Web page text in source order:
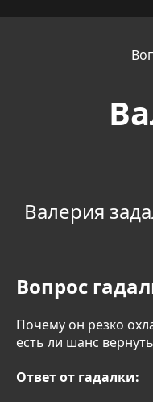
Валерия
Вопрос
Почему он резко
есть ли шанс
Ответ от гадалки: